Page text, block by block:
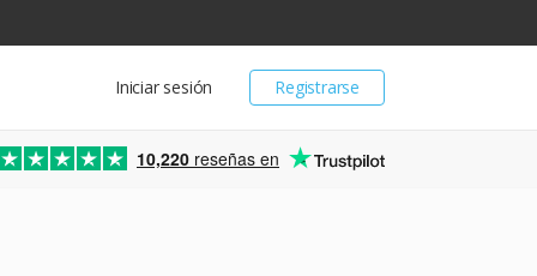
Registrarse
Iniciar sesión
10,220 reseñas en